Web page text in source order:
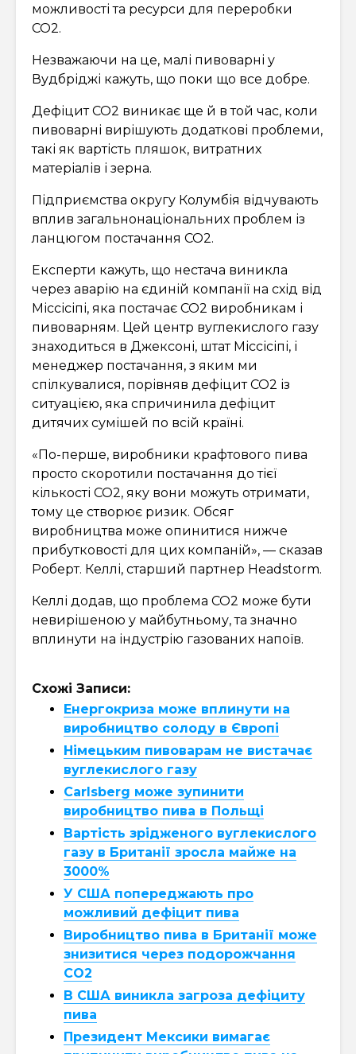
можливості та ресурси для переробки
CO2.
Незважаючи на це, малі пивоварні у
Вудбріджі кажуть, що поки що все добре.
Дефіцит CO2 виникає ще й в той час, коли
пивоварні вирішують додаткові проблеми,
такі як вартість пляшок, витратних
матеріалів і зерна.
Підприємства округу Колумбія відчувають
вплив загальнонаціональних проблем із
ланцюгом постачання СО2.
Експерти кажуть, що нестача виникла
через аварію на єдиній компанії на схід від
Міссісіпі, яка постачає CO2 виробникам і
пивоварням. Цей центр вуглекислого газу
знаходиться в Джексоні, штат Міссісіпі, і
менеджер постачання, з яким ми
спілкувалися, порівняв дефіцит CO2 із
ситуацією, яка спричинила дефіцит
дитячих сумішей по всій країні.
«По-перше, виробники крафтового пива
просто скоротили постачання до тієї
кількості CO2, яку вони можуть отримати,
тому це створює ризик. Обсяг
виробництва може опинитися нижче
прибутковості для цих компаній», — сказав
Роберт. Келлі, старший партнер Headstorm.
Келлі додав, що проблема CO2 може бути
невирішеною у майбутньому, та значно
вплинути на індустрію газованих напоїв.
Схожі Записи:
Енергокриза може вплинути на
виробництво солоду в Європі
Німецьким пивоварам не вистачає
вуглекислого газу
Carlsberg може зупинити
виробництво пива в Польщі
Вартість зрідженого вуглекислого
газу в Британії зросла майже на
3000%
У США попереджають про
можливий дефіцит пива
Виробництво пива в Британії може
знизитися через подорожчання
CO2
В США виникла загроза дефіциту
пива
Президент Мексики вимагає